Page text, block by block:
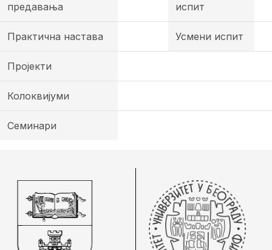
предавања
испит
Практична настава Усмени испит
Пројекти
Колоквијуми
Семинари